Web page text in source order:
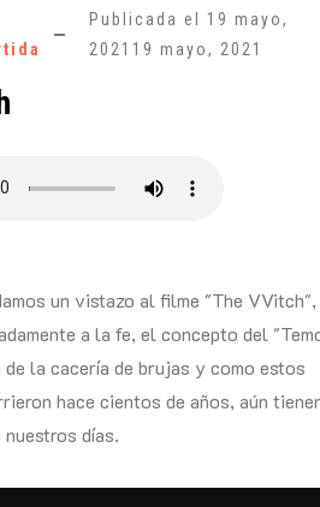
Publicada el 19 mayo,
2021 19 mayo, 2021
un vistazo al filme "The
a la fe, el concepto del
la cacería de brujas y como estos
hace cientos de años, aún
días.